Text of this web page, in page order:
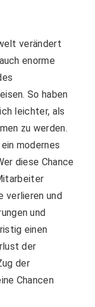
verändert
enorme
So haben
leichter, als
zu werden.
modernes
diese Chance
verlieren und
und
einen
der
der
Chancen